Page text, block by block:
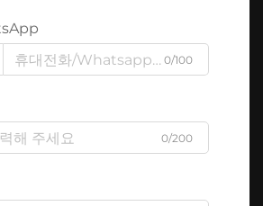
0/100
0/200